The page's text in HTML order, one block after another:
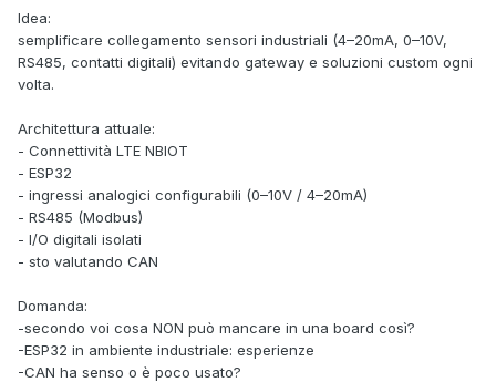
Idea:
semplificare collegamento sensori industriali (4–20mA, 0–10V,
RS485, contatti digitali) evitando gateway e soluzioni custom ogni
volta.
Architettura attuale:
- Connettività LTE NBIOT
- ESP32
- ingressi analogici configurabili (0–10V / 4–20mA)
- RS485 (Modbus)
- I/O digitali isolati
- sto valutando CAN
Domanda:
-secondo voi cosa NON può mancare in una board così?
-ESP32 in ambiente industriale: esperienze
-CAN ha senso o è poco usato?